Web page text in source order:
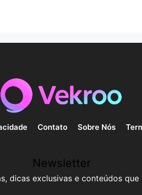
Contato Sobre Nós
Newsletter
dicas exclusivas e conteúdos